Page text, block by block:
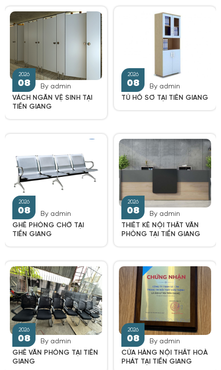
2026
08
2026
08
2026
08
By admin
VÁCH NGĂN VỆ SINH TẠI
TIỀN GIANG
By admin
TỦ HỒ SƠ TẠI TIỀN GIANG
By admin
GHẾ PHÒNG CHỜ TẠI
TIỀN GIANG
By admin
THIẾT KẾ NỘI THẤT VĂN
PHÒNG TẠI TIỀN GIANG
By admin
GHẾ VĂN PHÒNG TẠI TIỀN
GIANG
By admin
CỬA HÀNG NỘI THẤT HOÀ
PHÁT TẠI TIỀN GIANG